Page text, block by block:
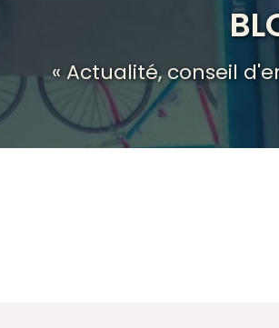
« Actualité, conseil